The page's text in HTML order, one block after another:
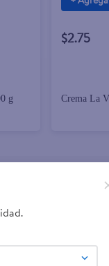
g
$2.75
Crema La
envío de noticias